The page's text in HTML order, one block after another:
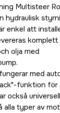
Multisteer
hydraulisk
enkel att
komplett
olja med
med
funktion för
också
alla typer av